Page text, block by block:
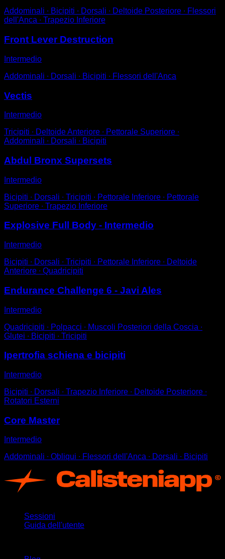
Addominali ∙ Bicipiti ∙ Dorsali ∙ Deltoide Posteriore ∙ Flessori
dell'Anca ∙ Trapezio Inferiore
Front Lever Destruction
Intermedio
Addominali ∙ Dorsali ∙ Bicipiti ∙ Flessori dell'Anca
Vectis
Intermedio
Tricipiti ∙ Deltoide Anteriore ∙ Pettorale Superiore ∙
Addominali ∙ Dorsali ∙ Bicipiti
Abdul Bronx Supersets
Intermedio
Bicipiti ∙ Dorsali ∙ Tricipiti ∙ Pettorale Inferiore ∙ Pettorale
Superiore ∙ Trapezio Inferiore
Explosive Full Body - Intermedio
Intermedio
Bicipiti ∙ Dorsali ∙ Tricipiti ∙ Pettorale Inferiore ∙ Deltoide
Anteriore ∙ Quadricipiti
Endurance Challenge 6 - Javi Ales
Intermedio
Quadricipiti ∙ Polpacci ∙ Muscoli Posteriori della Coscia ∙
Glutei ∙ Bicipiti ∙ Tricipiti
Ipertrofia schiena e bicipiti
Intermedio
Bicipiti ∙ Dorsali ∙ Trapezio Inferiore ∙ Deltoide Posteriore ∙
Rotatori Esterni
Core Master
Intermedio
Addominali ∙ Obliqui ∙ Flessori dell'Anca ∙ Dorsali ∙ Bicipiti
Sessioni
Guida dell'utente